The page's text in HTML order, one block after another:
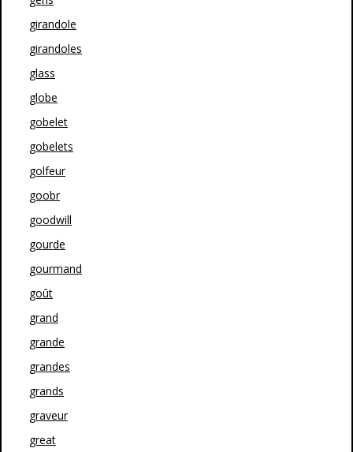
girandole
girandoles
glass
globe
gobelet
gobelets
golfeur
goobr
goodwill
gourde
gourmand
goût
grand
grande
grandes
grands
graveur
great